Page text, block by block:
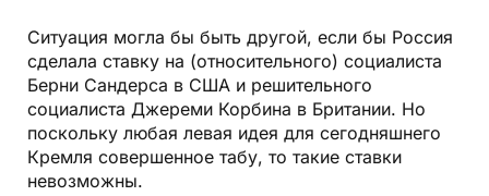
Ситуация могла бы быть другой, если бы Россия
сделала ставку на (относительного) социалиста
Берни Сандерса в США и решительного
социалиста Джереми Корбина в Британии. Но
поскольку любая левая идея для сегодняшнего
Кремля совершенное табу, то такие ставки
невозможны.